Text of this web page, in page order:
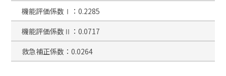
機能評価係数Ⅰ：0.2285
機能評価係数Ⅱ：0.0717
救急補正係数：0.0264